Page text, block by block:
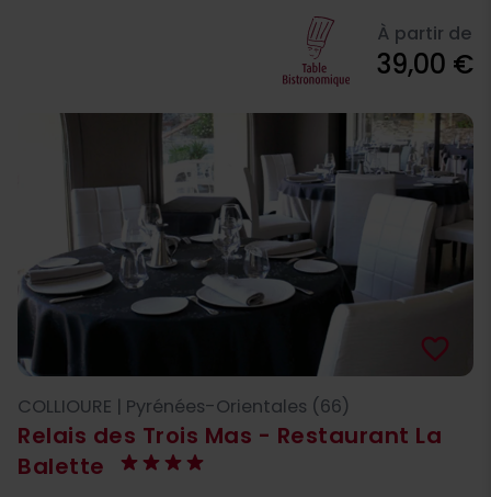
À partir de
39,00 €
Relais des Trois Mas - Restaurant La
Balette
favorite_border
COLLIOURE | Pyrénées-Orientales (66)